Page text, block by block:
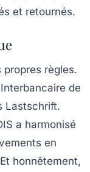
et retournés.
propres règles.
de
Lastschrift.
a harmonisé
en
honnêtement,